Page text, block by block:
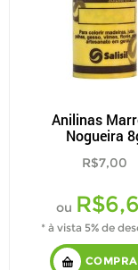
Anilinas
Nogueira
R$7,00
ou
* à vista 5% de